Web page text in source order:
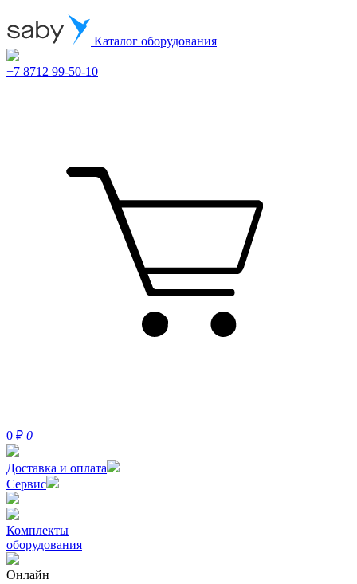
Каталог оборудования
+7 8712 99-50-10
0 ₽ 0
Доставка и оплата
Сервис
Комплекты
оборудования
Онлайн